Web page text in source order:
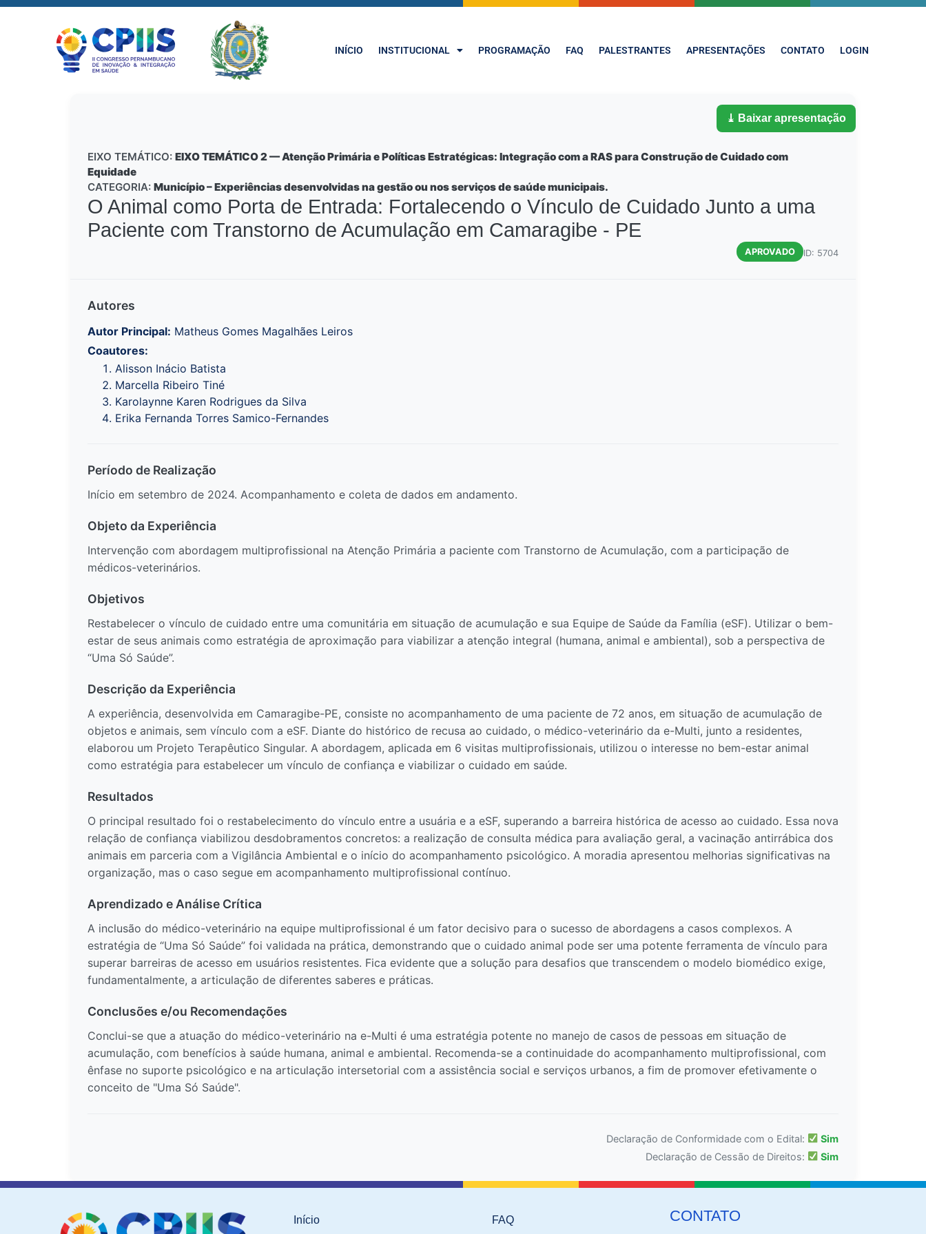
INÍCIO INSTITUCIONAL PROGRAMAÇÃO FAQ PALESTRANTES APRESENTAÇÕES CONTATO LOGIN
⤓ Baixar apresentação
EIXO TEMÁTICO: EIXO TEMÁTICO 2 — Atenção Primária e Políticas Estratégicas: Integração com a RAS para Construção de Cuidado com
Equidade
CATEGORIA: Município – Experiências desenvolvidas na gestão ou nos serviços de saúde municipais.
O Animal como Porta de Entrada: Fortalecendo o Vínculo de Cuidado Junto a uma
Paciente com Transtorno de Acumulação em Camaragibe - PE
APROVADO ID: 5704
Autores
Autor Principal: Matheus Gomes Magalhães Leiros
Coautores:
Alisson Inácio Batista
Marcella Ribeiro Tiné
Karolaynne Karen Rodrigues da Silva
Erika Fernanda Torres Samico-Fernandes
Período de Realização
Início em setembro de 2024. Acompanhamento e coleta de dados em andamento.
Objeto da Experiência
Intervenção com abordagem multiprofissional na Atenção Primária a paciente com Transtorno de Acumulação, com a participação de
médicos-veterinários.
Objetivos
Restabelecer o vínculo de cuidado entre uma comunitária em situação de acumulação e sua Equipe de Saúde da Família (eSF). Utilizar o bem-
estar de seus animais como estratégia de aproximação para viabilizar a atenção integral (humana, animal e ambiental), sob a perspectiva de
“Uma Só Saúde”.
Descrição da Experiência
A experiência, desenvolvida em Camaragibe-PE, consiste no acompanhamento de uma paciente de 72 anos, em situação de acumulação de
objetos e animais, sem vínculo com a eSF. Diante do histórico de recusa ao cuidado, o médico-veterinário da e-Multi, junto a residentes,
elaborou um Projeto Terapêutico Singular. A abordagem, aplicada em 6 visitas multiprofissionais, utilizou o interesse no bem-estar animal
como estratégia para estabelecer um vínculo de confiança e viabilizar o cuidado em saúde.
Resultados
O principal resultado foi o restabelecimento do vínculo entre a usuária e a eSF, superando a barreira histórica de acesso ao cuidado. Essa nova
relação de confiança viabilizou desdobramentos concretos: a realização de consulta médica para avaliação geral, a vacinação antirrábica dos
animais em parceria com a Vigilância Ambiental e o início do acompanhamento psicológico. A moradia apresentou melhorias significativas na
organização, mas o caso segue em acompanhamento multiprofissional contínuo.
Aprendizado e Análise Crítica
A inclusão do médico-veterinário na equipe multiprofissional é um fator decisivo para o sucesso de abordagens a casos complexos. A
estratégia de “Uma Só Saúde” foi validada na prática, demonstrando que o cuidado animal pode ser uma potente ferramenta de vínculo para
superar barreiras de acesso em usuários resistentes. Fica evidente que a solução para desafios que transcendem o modelo biomédico exige,
fundamentalmente, a articulação de diferentes saberes e práticas.
Conclusões e/ou Recomendações
Conclui-se que a atuação do médico-veterinário na e-Multi é uma estratégia potente no manejo de casos de pessoas em situação de
acumulação, com benefícios à saúde humana, animal e ambiental. Recomenda-se a continuidade do acompanhamento multiprofissional, com
ênfase no suporte psicológico e na articulação intersetorial com a assistência social e serviços urbanos, a fim de promover efetivamente o
conceito de "Uma Só Saúde".
Declaração de Conformidade com o Edital:
Sim
Declaração de Cessão de Direitos:
Sim
Início FAQ CONTATO